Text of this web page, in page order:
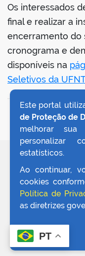
Os interessados
final e realizar a
encerramento do
cronograma e
disponíveis na
Seletivos da UFNT
Este portal
de Proteção de
melhorar sua
personalizar
estatísticos.
Ao continuar,
cookies
Política de
as diretrizes
PT